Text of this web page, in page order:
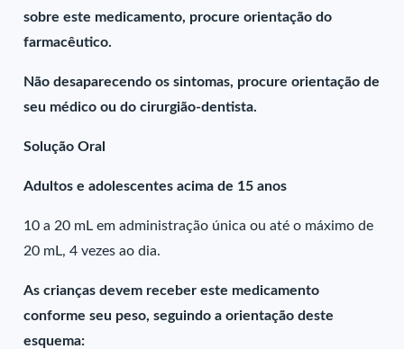
sobre este medicamento, procure orientação do
farmacêutico.
Não desaparecendo os sintomas, procure orientação de
seu médico ou do cirurgião-dentista.
Solução Oral
Adultos e adolescentes acima de 15 anos
10 a 20 mL em administração única ou até o máximo de
20 mL, 4 vezes ao dia.
As crianças devem receber este medicamento
conforme seu peso, seguindo a orientação deste
esquema: